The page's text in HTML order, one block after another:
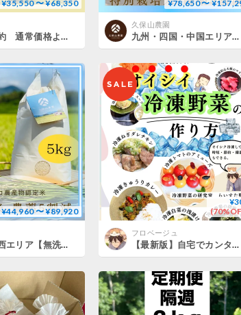
¥35,550 〜 ¥68,350
＼早割特約 通常価格より最大8％OFF／関東・関西エリア 【白米５kg定期便 送料込み】令和８年産新米 １２回コース／６回コース【特別栽培米】農薬５割減
¥78,650 〜
久保山農園
九州・四国・中国エリア【無洗米１０kg定期便 送料込み】令和8年産新米 １２回コース/６回コース【特別栽培米】農薬５割減
¥44,960 〜 ¥89,920
関東・関西エリア【無洗米５kg定期便 送料込み】令和８年産新米 １２回コース/６回コース【特別栽培米】農薬５割
フロベージュ
【最新版】自宅でカンタン！オイシイ冷凍野菜の作り方